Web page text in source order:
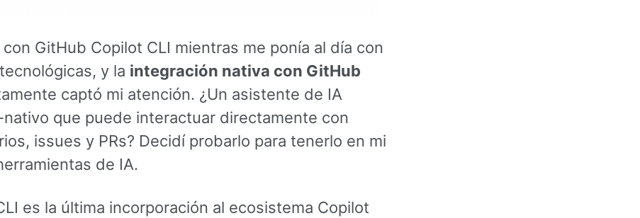
GitHub Copilot CLI mientras me ponía al día con
y la integración nativa con GitHub
captó mi atención. ¿Un asistente de IA
que puede interactuar directamente con
issues y PRs? Decidí probarlo para tenerlo en mi
de IA.
es la última incorporación al ecosistema Copilot